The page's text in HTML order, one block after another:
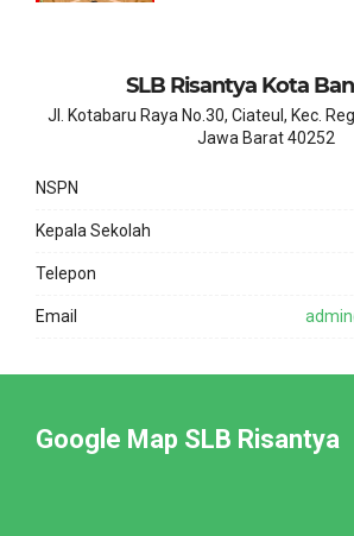
SLB Risantya Kota
Jl. Kotabaru Raya No.30, Ciateul, Kec.
Jawa Barat 40252
NSPN
Kepala Sekolah
Telepon
Email
Google Map SLB Risantya